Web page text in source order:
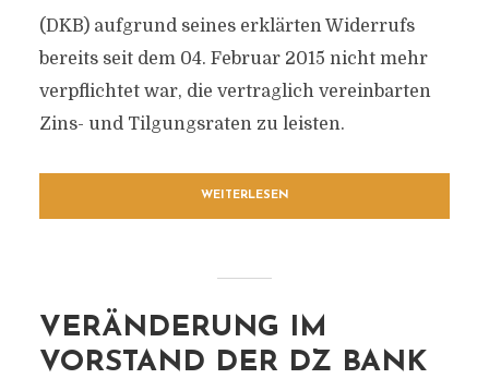
(DKB) aufgrund seines erklärten Widerrufs
bereits seit dem 04. Februar 2015 nicht mehr
verpflichtet war, die vertraglich vereinbarten
Zins- und Tilgungsraten zu leisten.
WEITERLESEN
VERÄNDERUNG IM
VORSTAND DER DZ BANK